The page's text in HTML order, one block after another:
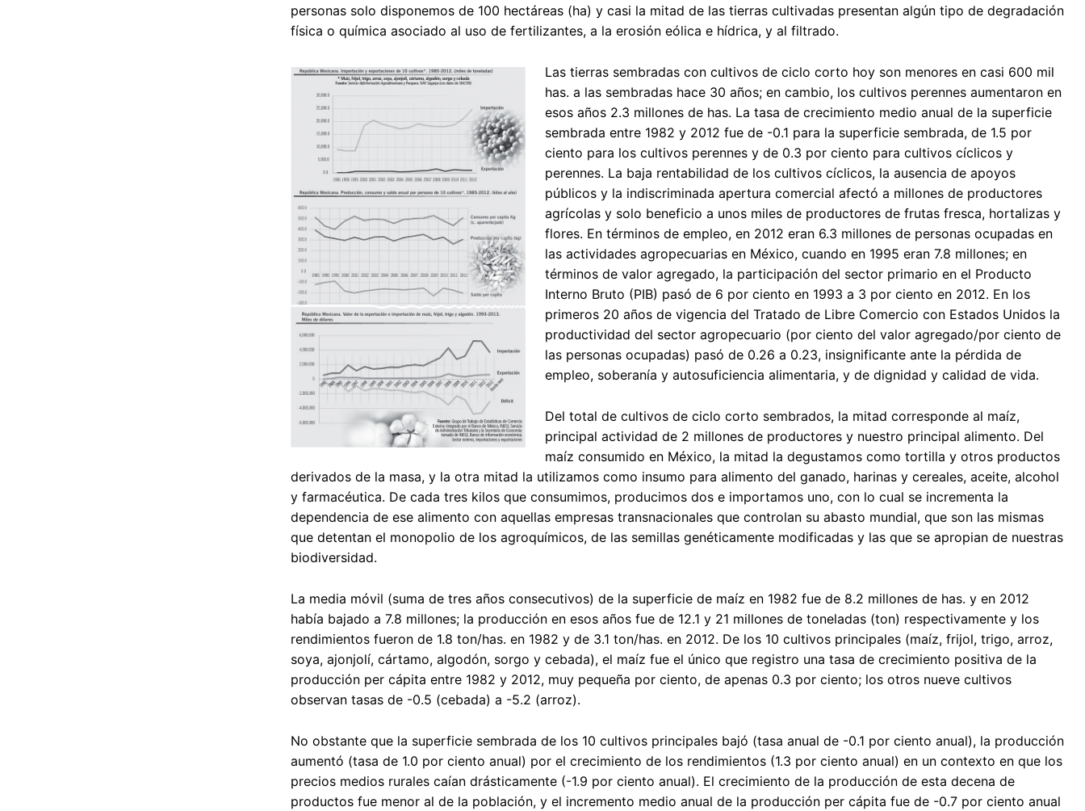
personas solo disponemos de 100 hectáreas (ha) y casi la mitad de las tierras cultivadas presentan algún tipo de degradación
física o química asociado al uso de fertilizantes, a la erosión eólica e hídrica, y al filtrado.
Las tierras sembradas con cultivos de ciclo corto hoy son menores en casi 600 mil
has. a las sembradas hace 30 años; en cambio, los cultivos perennes aumentaron en
esos años 2.3 millones de has. La tasa de crecimiento medio anual de la superficie
sembrada entre 1982 y 2012 fue de -0.1 para la superficie sembrada, de 1.5 por
ciento para los cultivos perennes y de 0.3 por ciento para cultivos cíclicos y
perennes. La baja rentabilidad de los cultivos cíclicos, la ausencia de apoyos
públicos y la indiscriminada apertura comercial afectó a millones de productores
agrícolas y solo beneficio a unos miles de productores de frutas fresca, hortalizas y
flores. En términos de empleo, en 2012 eran 6.3 millones de personas ocupadas en
las actividades agropecuarias en México, cuando en 1995 eran 7.8 millones; en
términos de valor agregado, la participación del sector primario en el Producto
Interno Bruto (PIB) pasó de 6 por ciento en 1993 a 3 por ciento en 2012. En los
primeros 20 años de vigencia del Tratado de Libre Comercio con Estados Unidos la
productividad del sector agropecuario (por ciento del valor agregado/por ciento de
las personas ocupadas) pasó de 0.26 a 0.23, insignificante ante la pérdida de
empleo, soberanía y autosuficiencia alimentaria, y de dignidad y calidad de vida.
Del total de cultivos de ciclo corto sembrados, la mitad corresponde al maíz,
principal actividad de 2 millones de productores y nuestro principal alimento. Del
maíz consumido en México, la mitad la degustamos como tortilla y otros productos
derivados de la masa, y la otra mitad la utilizamos como insumo para alimento del ganado, harinas y cereales, aceite, alcohol
y farmacéutica. De cada tres kilos que consumimos, producimos dos e importamos uno, con lo cual se incrementa la
dependencia de ese alimento con aquellas empresas transnacionales que controlan su abasto mundial, que son las mismas
que detentan el monopolio de los agroquímicos, de las semillas genéticamente modificadas y las que se apropian de nuestras
biodiversidad.
La media móvil (suma de tres años consecutivos) de la superficie de maíz en 1982 fue de 8.2 millones de has. y en 2012
había bajado a 7.8 millones; la producción en esos años fue de 12.1 y 21 millones de toneladas (ton) respectivamente y los
rendimientos fueron de 1.8 ton/has. en 1982 y de 3.1 ton/has. en 2012. De los 10 cultivos principales (maíz, frijol, trigo, arroz,
soya, ajonjolí, cártamo, algodón, sorgo y cebada), el maíz fue el único que registro una tasa de crecimiento positiva de la
producción per cápita entre 1982 y 2012, muy pequeña por ciento, de apenas 0.3 por ciento; los otros nueve cultivos
observan tasas de -0.5 (cebada) a -5.2 (arroz).
No obstante que la superficie sembrada de los 10 cultivos principales bajó (tasa anual de -0.1 por ciento anual), la producción
aumentó (tasa de 1.0 por ciento anual) por el crecimiento de los rendimientos (1.3 por ciento anual) en un contexto en que los
precios medios rurales caían drásticamente (-1.9 por ciento anual). El crecimiento de la producción de esta decena de
productos fue menor al de la población, y el incremento medio anual de la producción per cápita fue de -0.7 por ciento anual